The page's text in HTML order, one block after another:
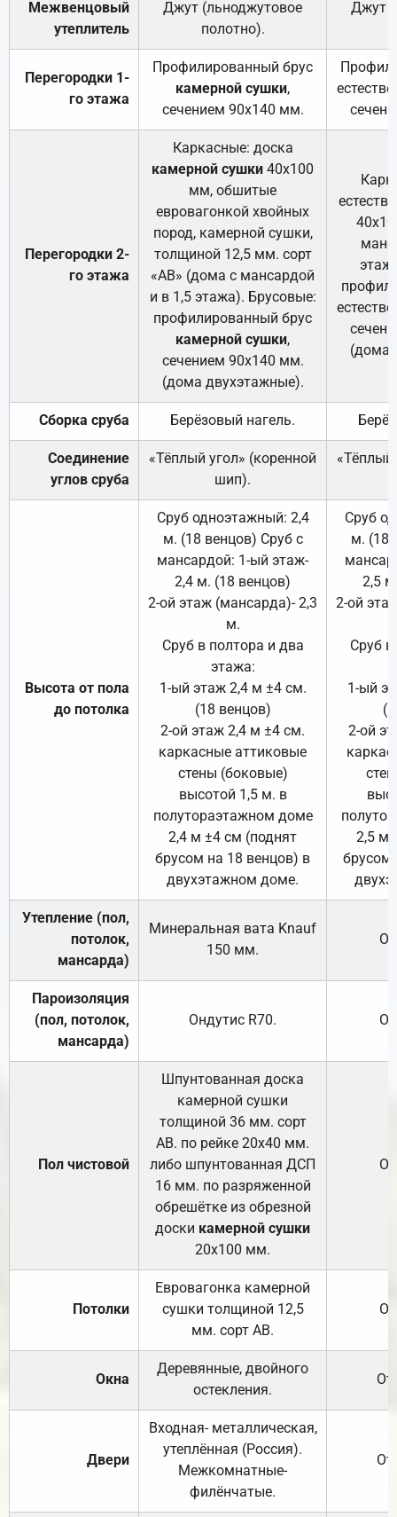
Межвенцовый
утеплитель
Джут (льноджутовое
полотно).
Джут
Перегородки 1-
го этажа
Профилированный брус
камерной сушки,
сечением 90х140 мм.
Перегородки 2-
го этажа
Каркасные: доска
камерной сушки 40х100
мм, обшитые
евровагонкой хвойных
пород, камерной сушки,
толщиной 12,5 мм. сорт
«АВ» (дома с мансардой
и в 1,5 этажа). Брусовые:
профилированный брус
камерной сушки,
сечением 90х140 мм.
(дома двухэтажные).
(дома
Сборка сруба Берёзовый нагель.
Соединение
углов сруба
«Тёплый угол» (коренной
шип).
«Тёплый
Высота от пола
до потолка
Сруб одноэтажный: 2,4
м. (18 венцов) Сруб с
мансардой: 1-ый этаж-
2,4 м. (18 венцов)
2-ой этаж (мансарда)- 2,3
м.
Сруб в полтора и два
этажа:
1-ый этаж 2,4 м ±4 см.
(18 венцов)
2-ой этаж 2,4 м ±4 см.
каркасные аттиковые
стены (боковые)
высотой 1,5 м. в
полутораэтажном доме
2,4 м ±4 см (поднят
брусом на 18 венцов) в
двухэтажном доме.
Сруб
м. (18
2,5
2-ой
Сруб
1-ый
2-ой
2,5 м
брусом
Утепление (пол,
потолок,
мансарда)
Минеральная вата Knauf
150 мм.
Пароизоляция
(пол, потолок,
мансарда)
Ондутис R70.
Пол чистовой
Шпунтованная доска
камерной сушки
толщиной 36 мм. сорт
АВ. по рейке 20х40 мм.
либо шпунтованная ДСП
16 мм. по разряженной
обрешётке из обрезной
доски камерной сушки
20х100 мм.
Потолки
Евровагонка камерной
сушки толщиной 12,5
мм. сорт АВ.
Окна
Деревянные, двойного
остекления.
Двери
Входная- металлическая,
утеплённая (Россия).
Межкомнатные-
филёнчатые.